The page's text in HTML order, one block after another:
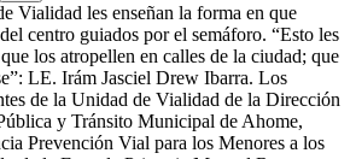
Vialidad les enseñan la forma en que
centro guiados por el semáforo. “Esto les
los atropellen en calles de la ciudad; que
LE. Irám Jasciel Drew Ibarra. Los
de la Unidad de Vialidad de la Dirección
y Tránsito Municipal de Ahome,
Prevención Vial para los Menores a los